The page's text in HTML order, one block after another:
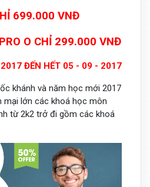
699.000 VNĐ
O CHỈ 299.000 VNĐ
ĐẾN HẾT 05 - 09 - 2017
khánh và năm học mới 2017
mại lớn các khoá học môn
từ 2k2 trở đi gồm các khoá